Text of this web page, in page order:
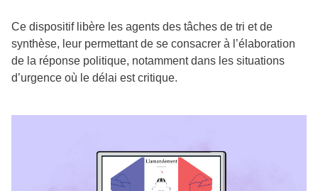
Ce dispositif libère les agents des tâches de tri et de
synthèse, leur permettant de se consacrer à l’élaboration
de la réponse politique, notamment dans les situations
d’urgence où le délai est critique.